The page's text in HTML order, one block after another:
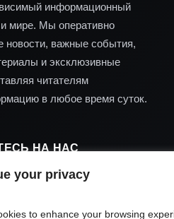
your privacy
to enhance your browsing
информационный
мире. Мы оперативно
новости, важные события,
и эксклюзивные
читателям
в любое время суток.
НА НАС